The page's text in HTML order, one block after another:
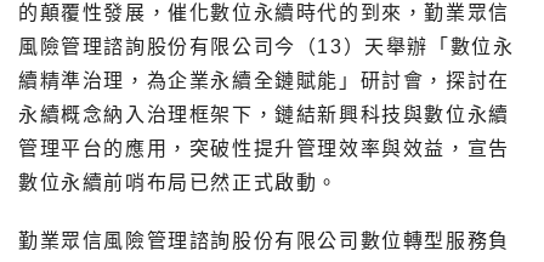
的顛覆性發展，催化數位永續時代的到來，勤業眾信
風險管理諮詢股份有限公司今（13）天舉辦「數位永
續精準治理，為企業永續全鏈賦能」研討會，探討在
永續概念納入治理框架下，鏈結新興科技與數位永續
管理平台的應用，突破性提升管理效率與效益，宣告
數位永續前哨布局已然正式啟動。
勤業眾信風險管理諮詢股份有限公司數位轉型服務負